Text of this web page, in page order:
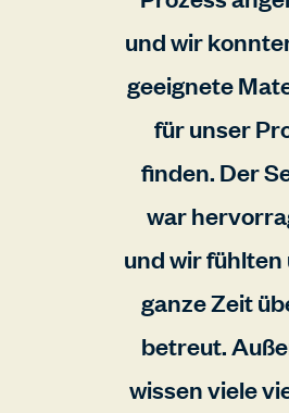
und wir
geeignete
für unser
finden. Der
war
und wir fühlten
ganze Zeit
betreut.
wissen viele